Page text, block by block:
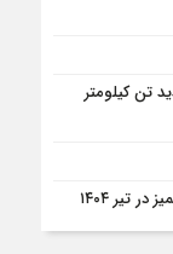
تن کیلومتر
تیر ۱۴۰۴